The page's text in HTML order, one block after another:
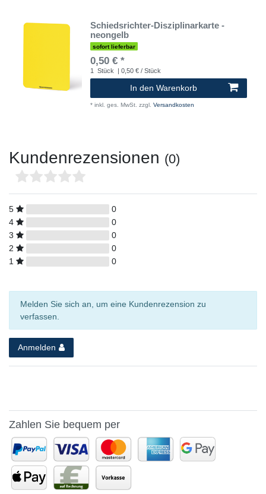
Schiedsrichter-Disziplinarkarte -
neongelb
sofort lieferbar
0,50 € *
1 Stück | 0,50 € / Stück
In den Warenkorb
* inkl. ges. MwSt. zzgl. Versandkosten
Kundenrezensionen (0)
5
0
4
0
3
0
2
0
1
0
Melden Sie sich an, um eine Kundenrezension zu
verfassen.
Anmelden
Zahlen Sie bequem per